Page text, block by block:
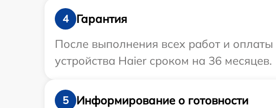
4
Гарантия
После выполнения всех работ и
устройства Haier сроком на 36 месяцев.
5
Информирование о готовности